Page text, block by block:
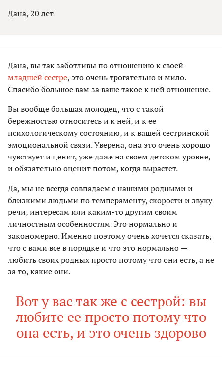
Дана, 20 лет
Дана, вы так заботливы по отношению к своей
младшей сестре, это очень трогательно и мило.
Спасибо большое вам за ваше такое к ней отношение.
Вы вообще большая молодец, что с такой
бережностью относитесь и к ней, и к ее
психологическому состоянию, и к вашей сестринской
эмоциональной связи. Уверена, она это очень хорошо
чувствует и ценит, уже даже на своем детском уровне,
и обязательно оценит потом, когда вырастет.
Да, мы не всегда совпадаем с нашими родными и
близкими людьми по темпераменту, скорости и звуку
речи, интересам или каким-то другим своим
личностным особенностям. Это нормально и
закономерно. Именно поэтому очень хочется сказать,
что с вами все в порядке и что это нормально —
любить своих родных просто потому что они есть, а не
за то, какие они.
Вот у вас так же с сестрой: вы
любите ее просто потому что
она есть, и это очень здорово